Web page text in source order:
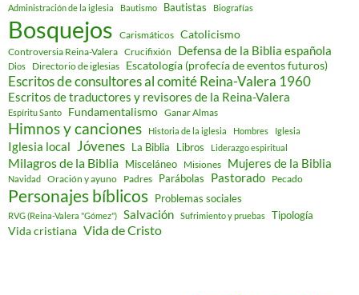
Administración de la iglesia Bautismo Bautistas Biografías
Bosquejos Carismáticos Catolicismo
Controversia Reina-Valera Crucifixión Defensa de la Biblia española
Dios Directorio de iglesias Escatología (profecía de eventos futuros)
Escritos de consultores al comité Reina-Valera 1960
Escritos de traductores y revisores de la Reina-Valera
Espíritu Santo Fundamentalismo Ganar Almas
Himnos y canciones Historia de la iglesia Hombres Iglesia
Iglesia local Jóvenes La Biblia Libros Liderazgo espiritual
Milagros de la Biblia Misceláneo Misiones Mujeres de la Biblia
Navidad Oración y ayuno Padres Parábolas Pastorado Pecado
Personajes bíblicos Problemas sociales
RVG (Reina-Valera "Gómez") Salvación Sufrimiento y pruebas Tipología
Vida cristiana Vida de Cristo